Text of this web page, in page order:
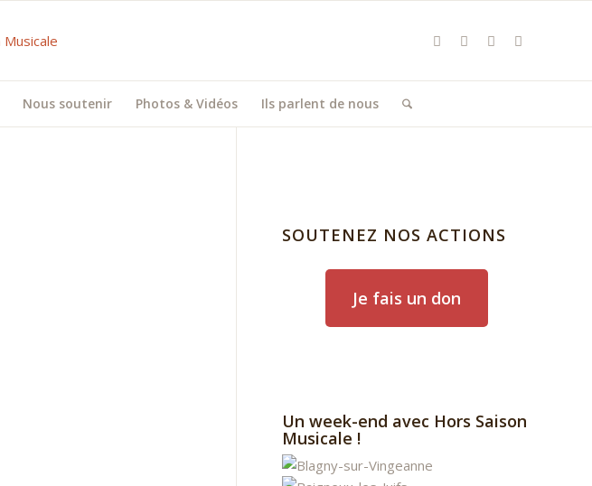
Nous soutenir Photos & Vidéos Ils parlent de nous
SOUTENEZ NOS ACTIONS
Je fais un don
Un week-end avec Hors Saison
Musicale !